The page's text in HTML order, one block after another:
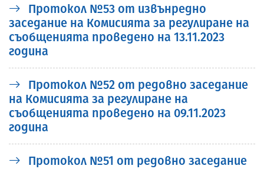
Протокол №53 от извънредно
заседание на Комисията за регулиране на
съобщенията проведено на 13.11.2023
година
Протокол №52 от редовно заседание
на Комисията за регулиране на
съобщенията проведено на 09.11.2023
година
Протокол №51 от редовно заседание